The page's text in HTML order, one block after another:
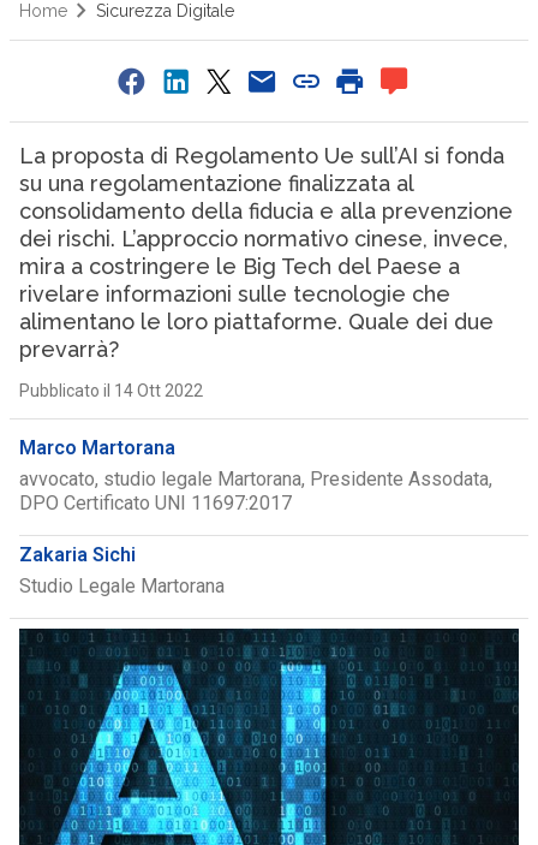
Home Sicurezza Digitale
La proposta di Regolamento Ue sull’AI si fonda
su una regolamentazione finalizzata al
consolidamento della fiducia e alla prevenzione
dei rischi. L’approccio normativo cinese, invece,
mira a costringere le Big Tech del Paese a
rivelare informazioni sulle tecnologie che
alimentano le loro piattaforme. Quale dei due
prevarrà?
Pubblicato il 14 Ott 2022
Marco Martorana
avvocato, studio legale Martorana, Presidente Assodata,
DPO Certificato UNI 11697:2017
Zakaria Sichi
Studio Legale Martorana